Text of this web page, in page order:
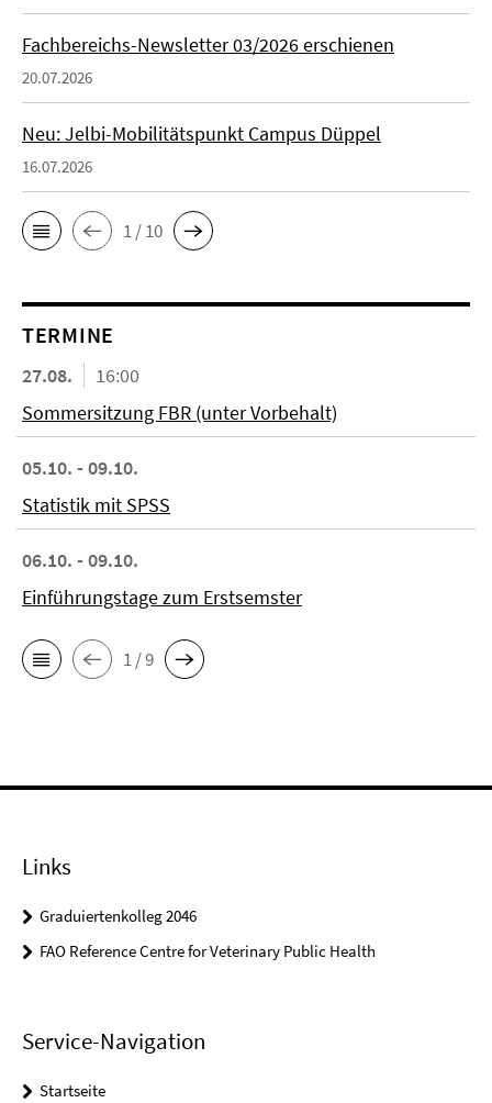
Fachbereichs-Newsletter 03/2026 erschienen
20.07.2026
Neu: Jelbi-Mobilitätspunkt Campus Düppel
16.07.2026
1 / 10
TERMINE
27.08.
16:00
Sommersitzung FBR (unter Vorbehalt)
05.10. - 09.10.
Statistik mit SPSS
06.10. - 09.10.
Einführungstage zum Erstsemster
1 / 9
Links
Graduiertenkolleg 2046
FAO Reference Centre for Veterinary Public Health
Service-Navigation
Startseite